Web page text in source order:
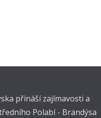
přináší zajímavosti a
Polabí - Brandýsa